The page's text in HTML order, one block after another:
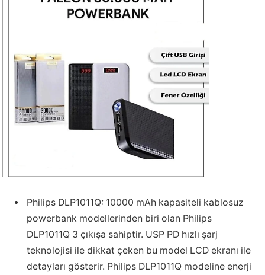
Philips DLP1011Q: 10000 mAh kapasiteli kablosuz
powerbank modellerinden biri olan Philips
DLP1011Q 3 çıkışa sahiptir. USP PD hızlı şarj
teknolojisi ile dikkat çeken bu model LCD ekranı ile
detayları gösterir. Philips DLP1011Q modeline enerji